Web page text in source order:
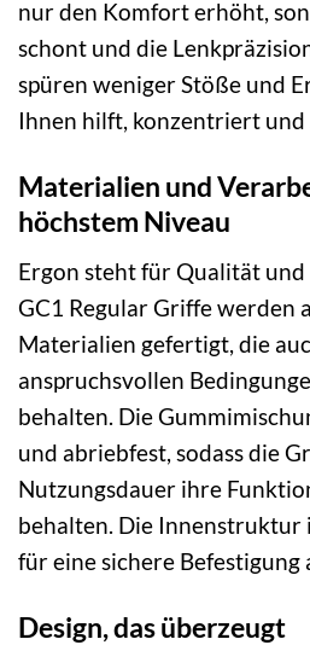
nur den Komfort erhöht,
schont und die
spüren weniger Stöße und
Ihnen hilft, konzentriert und
Materialien und
höchstem Niveau
Ergon steht für Qualität
GC1 Regular Griffe werden
Materialien gefertigt, die
anspruchsvollen
behalten. Die
und abriebfest, sodass die
Nutzungsdauer ihre
behalten. Die Innenstruktur
für eine sichere Befestigung
Design, das überzeugt